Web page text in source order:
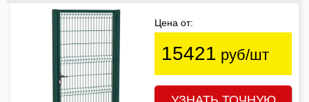
Цена от:
15421 руб/шт